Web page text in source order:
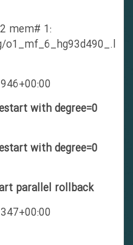
mem# 1:
o1_mf_6_hg93d490_.l
restart with degree=0
restart with degree=0
parallel rollback